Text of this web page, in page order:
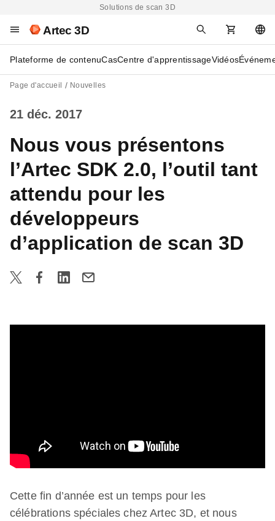
Solutions de scan 3D
Artec 3D
Plateforme de contenuCasCentre d'apprentissageVidéos
Page d'accueil Nouvelles
21 déc. 2017
Nous vous présentons
l’Artec SDK 2.0, l’outil tant
attendu pour les
développeurs
d’application de scan 3D
Cette fin d’année est un temps pour les
célébrations spéciales chez Artec 3D, et nous